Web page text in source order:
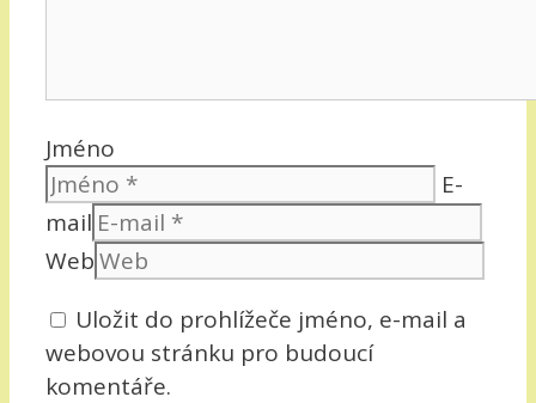
Jméno
E-
mail
Web
Uložit do prohlížeče jméno, e-mail a
webovou stránku pro budoucí
komentáře.